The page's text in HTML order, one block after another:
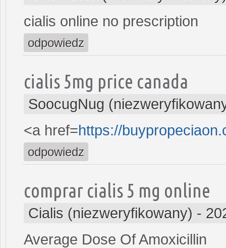
cialis online no prescription
odpowiedz
cialis 5mg price canada
SoocugNug
<a href=https://
odpowiedz
comprar cialis 5 mg online
Cialis (niezweryfikowany) -
Average Dose Of Amoxicillin